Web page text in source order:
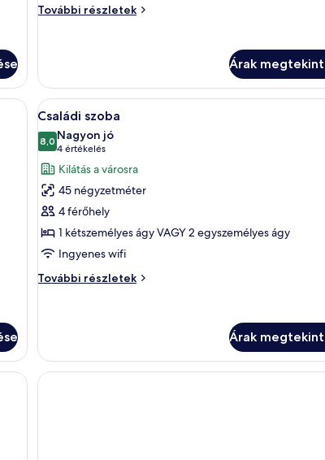
További részletek
Standard
Árak
amelyben egy nagy ágy, egy kanapé található, és nagy ablakokon
A
következő
szoba
összes
képének
megtekintése:
Családi
szoba
Családi szoba | Kilátás a
7
Családi szoba
8,010-ből 8,0
Nagyon jó
4 értékelés
(4
értékelés)
Kilátás a városra
45 négyzetméter
4 férőhely
1 kétszemélyes ágy VAGY 2 egyszemélyes ágy
Ingyenes wifi
További részletek
Családi
Árak